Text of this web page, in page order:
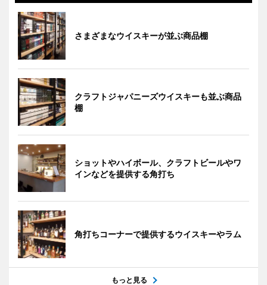
さまざまなウイスキーが並ぶ商品棚
クラフトジャパニーズウイスキーも並ぶ商品
棚
ショットやハイボール、クラフトビールやワ
インなどを提供する角打ち
角打ちコーナーで提供するウイスキーやラム
もっと見る